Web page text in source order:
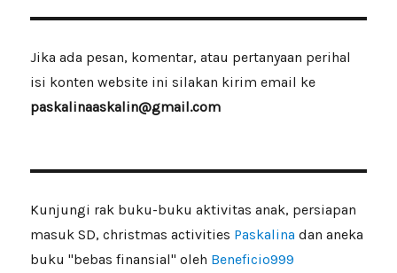
Jika ada pesan, komentar, atau pertanyaan perihal
isi konten website ini silakan kirim email ke
paskalinaaskalin@gmail.com
Kunjungi rak buku-buku aktivitas anak, persiapan
masuk SD, christmas activities Paskalinadan aneka
buku "bebas finansial" oleh Beneficio999